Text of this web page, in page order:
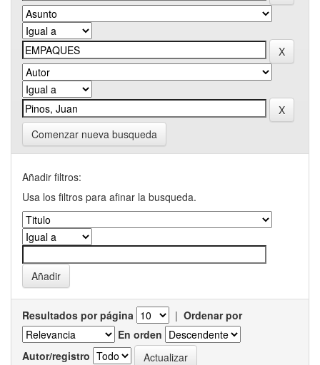
Comenzar nueva busqueda
Añadir filtros:
Usa los filtros para afinar la busqueda.
Resultados por página | Ordenar por
En orden
Autor/registro